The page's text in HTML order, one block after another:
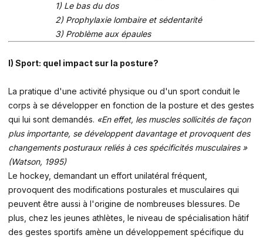
1) Le bas du dos
2) Prophylaxie lombaire et sédentarité
3) Problème aux épaules
I) Sport: quel impact sur la posture?
La pratique d'une activité physique ou d'un sport conduit le
corps à se développer en fonction de la posture et des gestes
qui lui sont demandés. «En effet, les muscles sollicités de façon
plus importante, se développent davantage et provoquent des
changements posturaux reliés à ces spécificités musculaires »
(Watson, 1995)
Le hockey, demandant un effort unilatéral fréquent,
provoquent des modifications posturales et musculaires qui
peuvent être aussi à l'origine de nombreuses blessures. De
plus, chez les jeunes athlètes, le niveau de spécialisation hâtif
des gestes sportifs amène un développement spécifique du